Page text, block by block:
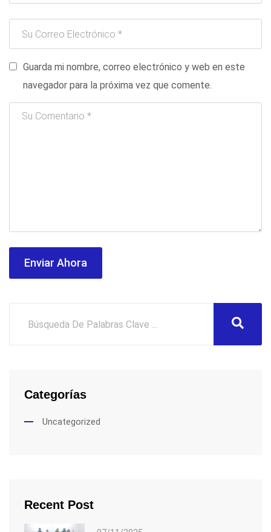
Guarda mi nombre, correo electrónico y web en este
navegador para la próxima vez que comente.
Enviar Ahora
Categorías
Uncategorized
Recent Post